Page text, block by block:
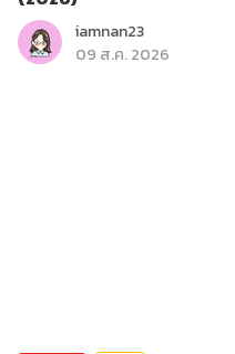
iamnan23
09 ส.ค. 2026